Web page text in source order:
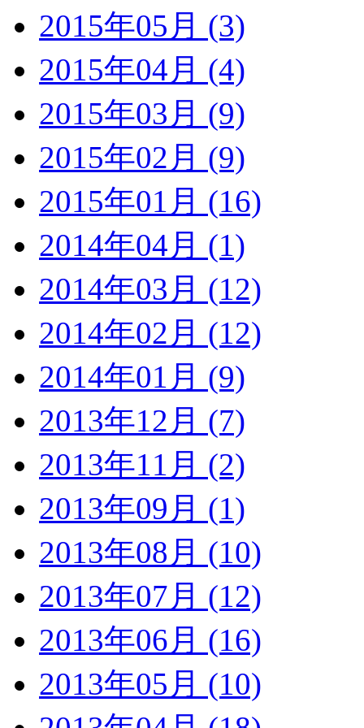
2015年05月 (3)
2015年04月 (4)
2015年03月 (9)
2015年02月 (9)
2015年01月 (16)
2014年04月 (1)
2014年03月 (12)
2014年02月 (12)
2014年01月 (9)
2013年12月 (7)
2013年11月 (2)
2013年09月 (1)
2013年08月 (10)
2013年07月 (12)
2013年06月 (16)
2013年05月 (10)